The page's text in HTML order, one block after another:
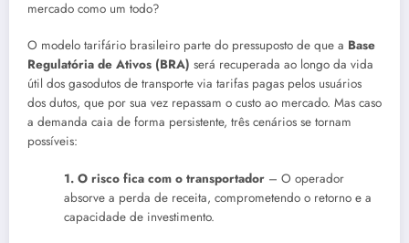
mercado como um todo?
O modelo tarifário brasileiro parte do pressuposto de que a Base
Regulatória de Ativos (BRA) será recuperada ao longo da vida
útil dos gasodutos de transporte via tarifas pagas pelos usuários
dos dutos, que por sua vez repassam o custo ao mercado. Mas caso
a demanda caia de forma persistente, três cenários se tornam
possíveis:
1. O risco fica com o transportador – O operador
absorve a perda de receita, comprometendo o retorno e a
capacidade de investimento.